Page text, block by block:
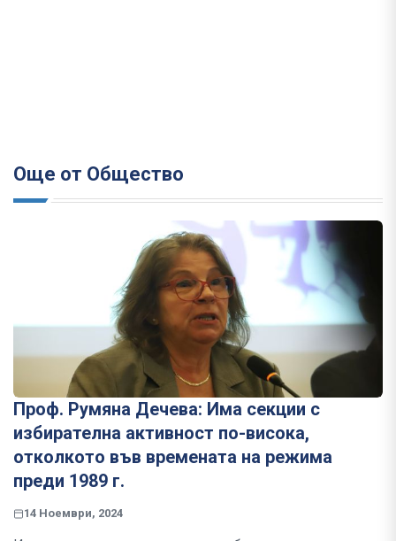
Още от Общество
Проф. Румяна Дечева: Има секции с
избирателна активност по-висока,
отколкото във времената на режима
преди 1989 г.
14 Ноември, 2024